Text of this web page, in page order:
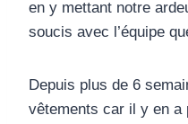
en y mettant notre
soucis avec l’équipe
Depuis plus de 6
vêtements car il y en a